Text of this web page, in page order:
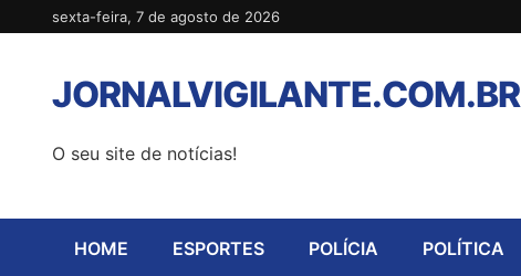
para
conteúdo
sexta-feira, 7 de agosto de 2026
JORNALVIGILANTE.COM.BR
O seu site de notícias!
HOME ESPORTES POLÍCIA POLÍTICA